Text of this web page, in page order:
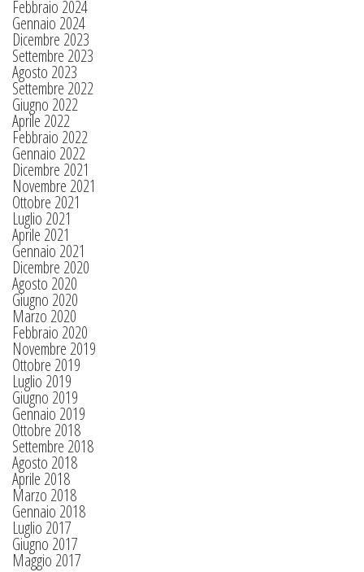
Febbraio 2024
Gennaio 2024
Dicembre 2023
Settembre 2023
Agosto 2023
Settembre 2022
Giugno 2022
Aprile 2022
Febbraio 2022
Gennaio 2022
Dicembre 2021
Novembre 2021
Ottobre 2021
Luglio 2021
Aprile 2021
Gennaio 2021
Dicembre 2020
Agosto 2020
Giugno 2020
Marzo 2020
Febbraio 2020
Novembre 2019
Ottobre 2019
Luglio 2019
Giugno 2019
Gennaio 2019
Ottobre 2018
Settembre 2018
Agosto 2018
Aprile 2018
Marzo 2018
Gennaio 2018
Luglio 2017
Giugno 2017
Maggio 2017